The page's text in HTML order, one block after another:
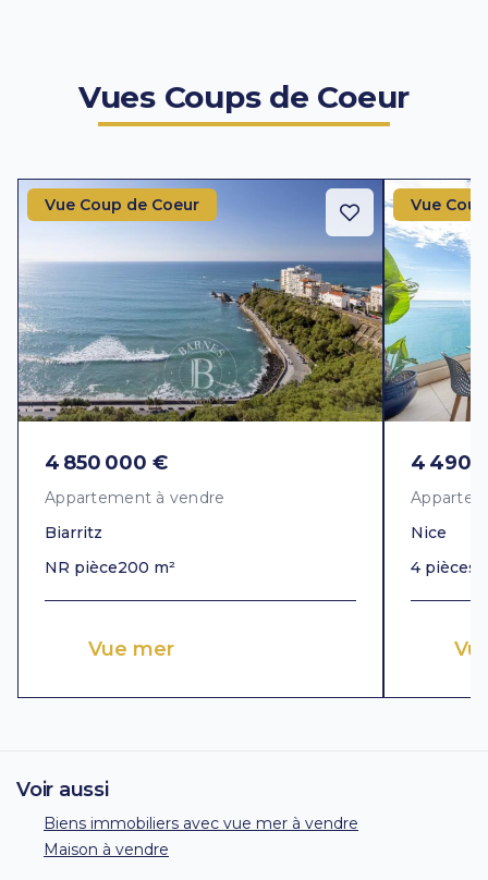
Vues Coups de Coeur
Vue Coup de Coeur
4 850 000 €
Appartement à vendre
Biarritz
NR pièce200 m²
Vue mer
Vue
4 490
Nice
4 pièces
Voir aussi
Biens immobiliers avec vue mer à vendre
Maison à vendre